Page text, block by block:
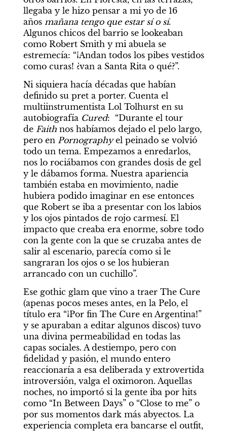
llegaba y le hizo pensar a mi yo de 16
años mañana tengo que estar sí o sí.
Algunos chicos del barrio se lookeaban
como Robert Smith y mi abuela se
estremecía: “¡Andan todos los pibes vestidos
como curas! ¿van a Santa Rita o qué?”.
Ni siquiera hacía décadas que habían
definido su pret a porter. Cuenta el
multiinstrumentista Lol Tolhurst en su
autobiografía Cured:  “Durante el tour
de Faith nos habíamos dejado el pelo largo,
pero en Pornography el peinado se volvió
todo un tema. Empezamos a enredarlos,
nos lo rociábamos con grandes dosis de gel
y le dábamos forma. Nuestra apariencia
también estaba en movimiento, nadie
hubiera podido imaginar en ese entonces
que Robert se iba a presentar con los labios
y los ojos pintados de rojo carmesí. El
impacto que creaba era enorme, sobre todo
con la gente con la que se cruzaba antes de
salir al escenario, parecía como si le
sangraran los ojos o se los hubieran
arrancado con un cuchillo”.
Ese gothic glam que vino a traer The Cure
(apenas pocos meses antes, en la Pelo, el
título era “¡Por fin The Cure en Argentina!”
y se apuraban a editar algunos discos) tuvo
una divina permeabilidad en todas las
capas sociales. A destiempo, pero con
fidelidad y pasión, el mundo entero
reaccionaría a esa deliberada y extrovertida
introversión, valga el oximoron. Aquellas
noches, no importó si la gente iba por hits
como “In Between Days” o “Close to me” o
por sus momentos dark más abyectos. La
experiencia completa era bancarse el outfit,